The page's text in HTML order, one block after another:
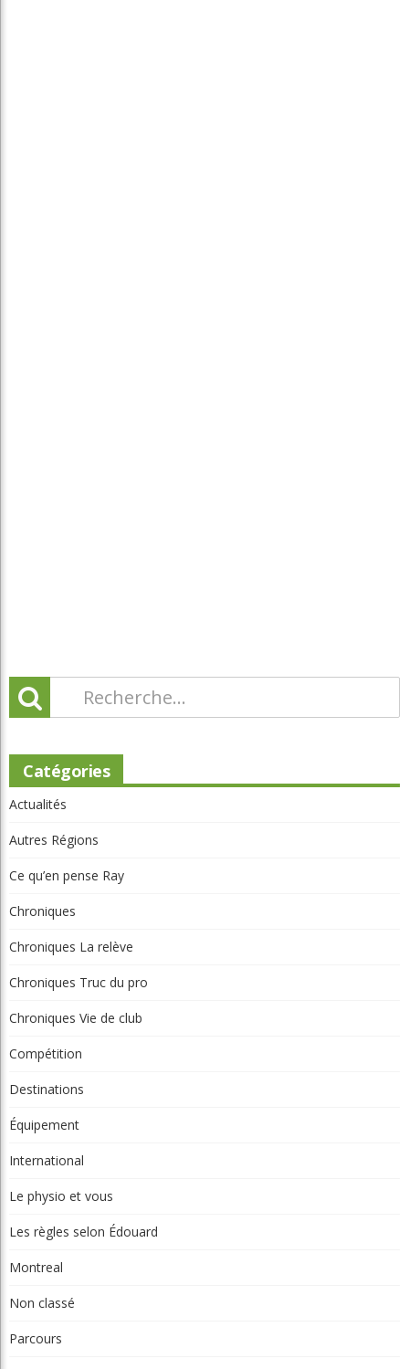
Catégories
Actualités
Autres Régions
Ce qu’en pense Ray
Chroniques
Chroniques La relève
Chroniques Truc du pro
Chroniques Vie de club
Compétition
Destinations
Équipement
International
Le physio et vous
Les règles selon Édouard
Montreal
Non classé
Parcours